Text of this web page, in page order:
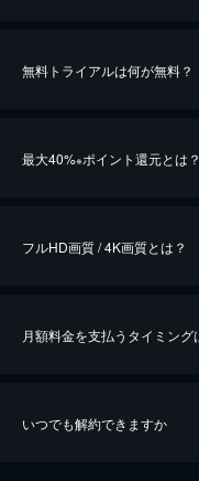
無料トライアルは何が無料？
最大40%※ポイント還元とは？
※40％ポイント還元の対象は、ク
フルHD画質 / 4K画質とは？
月額料金を支払うタイミング
いつでも解約できますか